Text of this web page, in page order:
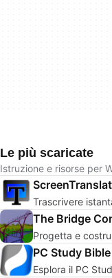
Le più scaricate
Istruzione e risorse per
Trascrivere
The Bridge
Progetta e
PC Study
Esplora il PC